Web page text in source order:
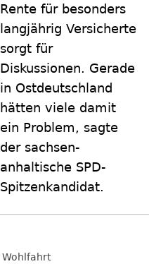
Rente für besonders
langjährig Versicherte
sorgt für
Diskussionen. Gerade
in Ostdeutschland
hätten viele damit
ein Problem, sagte
der sachsen-
anhaltische SPD-
Spitzenkandidat.
Wohlfahrt